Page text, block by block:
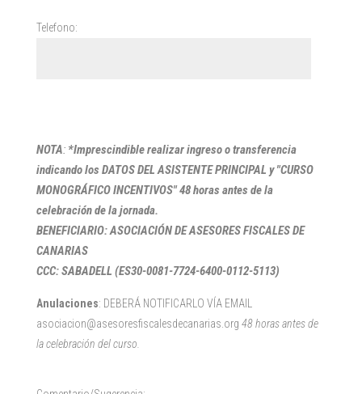
Telefono:
NOTA: *Imprescindible realizar ingreso o transferencia
indicando los DATOS DEL ASISTENTE PRINCIPAL y "CURSO
MONOGRÁFICO INCENTIVOS" 48 horas antes de la
celebración de la jornada.
BENEFICIARIO: ASOCIACIÓN DE ASESORES FISCALES DE
CANARIAS
CCC: SABADELL (ES30-0081-7724-6400-0112-5113)
Anulaciones: DEBERÁ NOTIFICARLO VÍA EMAIL
asociacion@asesoresfiscalesdecanarias.org 48 horas antes de
la celebración del curso.